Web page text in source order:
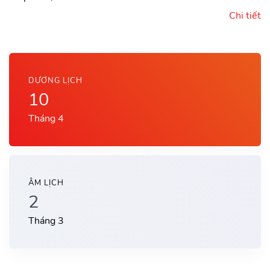
Chi tiết
DƯƠNG LỊCH
10
Tháng 4
ÂM LỊCH
2
Tháng 3